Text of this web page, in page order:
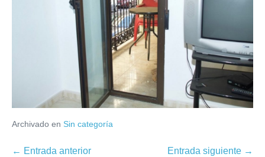
Archivado en Sin categoría
Navegación
← Entrada anterior Entrada siguiente →